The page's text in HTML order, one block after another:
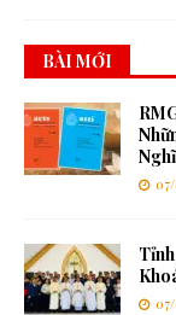
BÀI MỚI